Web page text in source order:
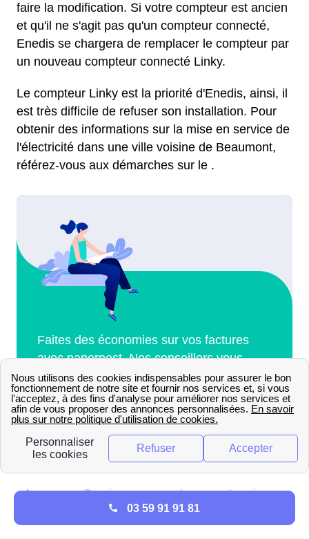
faire la modification. Si votre compteur est ancien
et qu'il ne s'agit pas qu'un compteur connecté,
Enedis se chargera de remplacer le compteur par
un nouveau compteur connecté Linky.
Le compteur Linky est la priorité d'Enedis, ainsi, il
est très difficile de refuser son installation. Pour
obtenir des informations sur la mise en service de
l'électricité dans une ville voisine de Beaumont,
référez-vous aux démarches sur le .
03 59 91 91 81